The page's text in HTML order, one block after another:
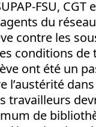
FSU, CGT
du
contre les
conditions de
ont été un
l’austérité
travailleurs
de